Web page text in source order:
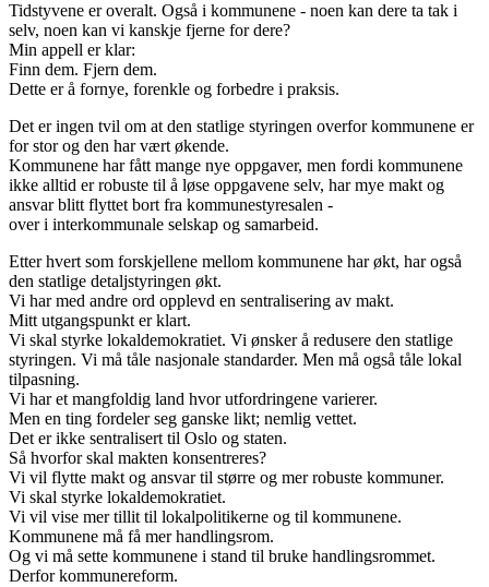
Tidstyvene er overalt. Også i kommunene - noen kan dere ta tak i
selv, noen kan vi kanskje fjerne for dere?
Min appell er klar:
Finn dem. Fjern dem.
Dette er å fornye, forenkle og forbedre i praksis.
Det er ingen tvil om at den statlige styringen overfor kommunene er
for stor og den har vært økende.
Kommunene har fått mange nye oppgaver, men fordi kommunene
ikke alltid er robuste til å løse oppgavene selv, har mye makt og
ansvar blitt flyttet bort fra kommunestyresalen -
over i interkommunale selskap og samarbeid.
Etter hvert som forskjellene mellom kommunene har økt, har også
den statlige detaljstyringen økt.
Vi har med andre ord opplevd en sentralisering av makt.
Mitt utgangspunkt er klart.
Vi skal styrke lokaldemokratiet. Vi ønsker å redusere den statlige
styringen. Vi må tåle nasjonale standarder. Men må også tåle lokal
tilpasning.
Vi har et mangfoldig land hvor utfordringene varierer.
Men en ting fordeler seg ganske likt; nemlig vettet.
Det er ikke sentralisert til Oslo og staten.
Så hvorfor skal makten konsentreres?
Vi vil flytte makt og ansvar til større og mer robuste kommuner.
Vi skal styrke lokaldemokratiet.
Vi vil vise mer tillit til lokalpolitikerne og til kommunene.
Kommunene må få mer handlingsrom.
Og vi må sette kommunene i stand til bruke handlingsrommet.
Derfor kommunereform.